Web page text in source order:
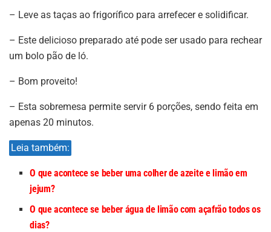
– Leve as taças ao frigorífico para arrefecer e solidificar.
– Este delicioso preparado até pode ser usado para rechear
um bolo pão de ló.
– Bom proveito!
– Esta sobremesa permite servir 6 porções, sendo feita em
apenas 20 minutos.
Leia também:
O que acontece se beber uma colher de azeite e limão em
jejum?
O que acontece se beber água de limão com açafrão todos os
dias?